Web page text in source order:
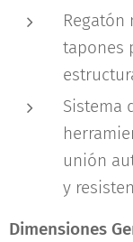
tapones
Sistema
unión
y
Dimensiones